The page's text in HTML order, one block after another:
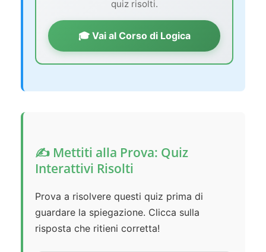
quiz risolti.
🎓 Vai al Corso di Logica
✍️ Mettiti alla Prova: Quiz
Interattivi Risolti
Prova a risolvere questi quiz prima di
guardare la spiegazione. Clicca sulla
risposta che ritieni corretta!